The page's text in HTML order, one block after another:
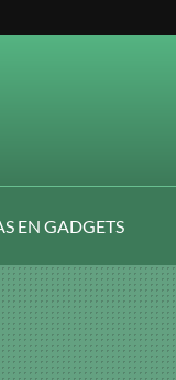
EN GADGETS